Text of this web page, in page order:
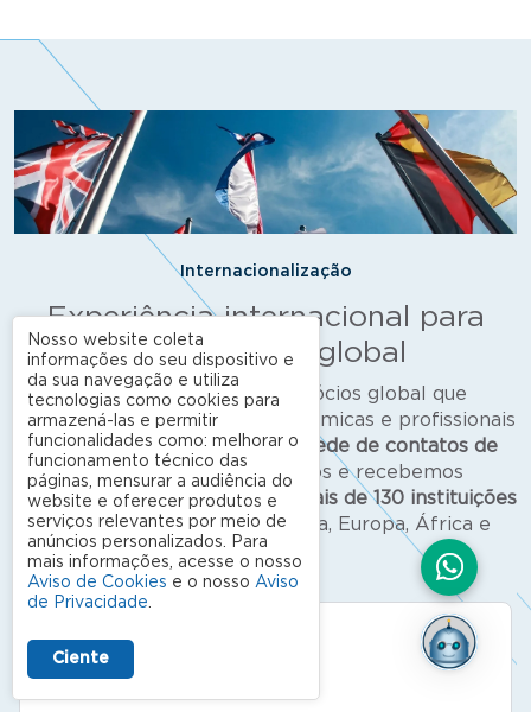
Internacionalização
Experiência internacional para
uma carreira global
Somos uma escola de negócios global que
proporciona experiências acadêmicas e profissionais
em todo o mundo, com uma
rede de contatos de
valor incalculável. Enviamos e recebemos
estudantesem parceria com mais de 130 instituições
de renomenas Américas, Ásia, Europa, África e
Oceania.
Nosso website coleta
informações do seu dispositivo e
da sua navegação e utiliza
tecnologias como cookies para
armazená-las e permitir
funcionalidades como: melhorar o
funcionamento técnico das
páginas, mensurar a audiência do
website e oferecer produtos e
serviços relevantes por meio de
anúncios personalizados. Para
mais informações, acesse o nosso
Aviso de Cookies e o nosso Aviso
de Privacidade.
Ciente